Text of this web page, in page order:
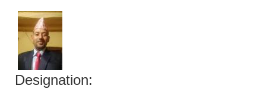
Designation: